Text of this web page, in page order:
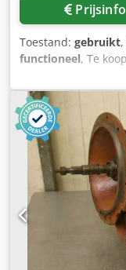
Prijsinfo
Toestand: gebruikt
functioneel, Te
Chiron FZ 12 SM
Asxdhp Esc Toha